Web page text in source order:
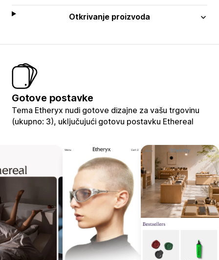
Otkrivanje proizvoda
Gotove postavke
Tema Etheryx nudi gotove dizajne za vašu trgovinu
(ukupno: 3), uključujući gotovu postavku Ethereal